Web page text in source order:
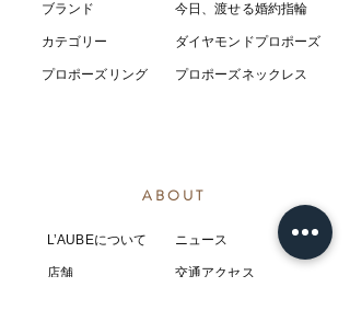
ブランド
カテゴリー
プロポーズリング
今日、渡せる婚約指輪
ダイヤモンドプロポーズ
プロポーズネックレス
ABOUT
L’AUBEについて
店舗
​ニュース
​交通アクセス